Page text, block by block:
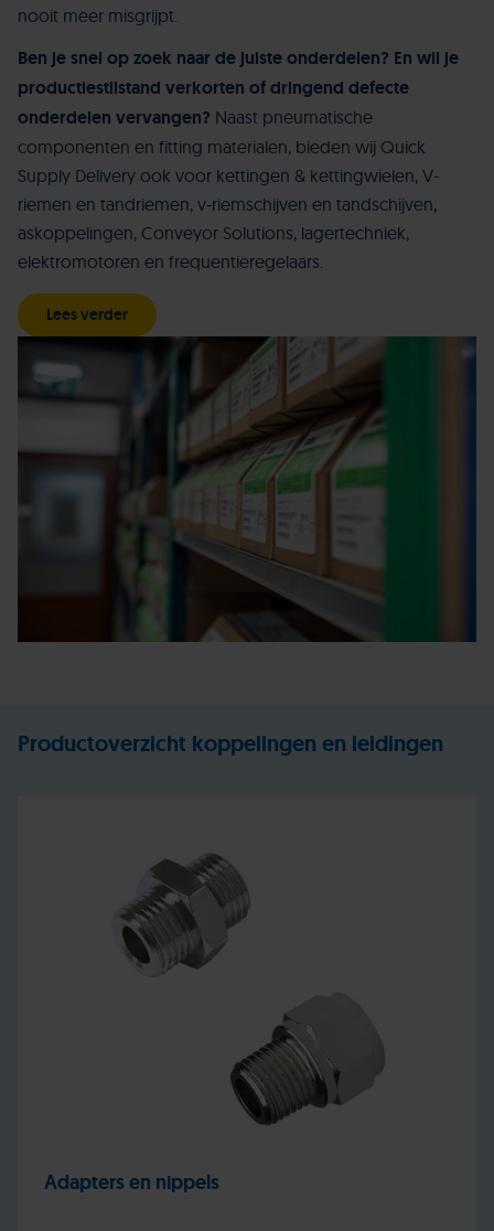
nooit meer misgrijpt.
Ben je snel op zoek naar de juiste onderdelen? En wil je
productiestilstand verkorten of dringend defecte
onderdelen vervangen? Naast pneumatische
componenten en fitting materialen, bieden wij Quick
Supply Delivery ook voor kettingen & kettingwielen, V-
riemen en tandriemen, v-riemschijven en tandschijven,
askoppelingen, Conveyor Solutions, lagertechniek,
elektromotoren en frequentieregelaars.
Lees verder
Productoverzicht koppelingen en leidingen
Adapters en nippels